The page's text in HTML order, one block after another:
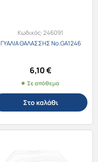
Κωδικός:246091
ΓΥΑΛΙΑ ΘΑΛΑΣΣΗΣ Νο.GA1246
6,10€
Σε απόθεμα
Στο καλάθι